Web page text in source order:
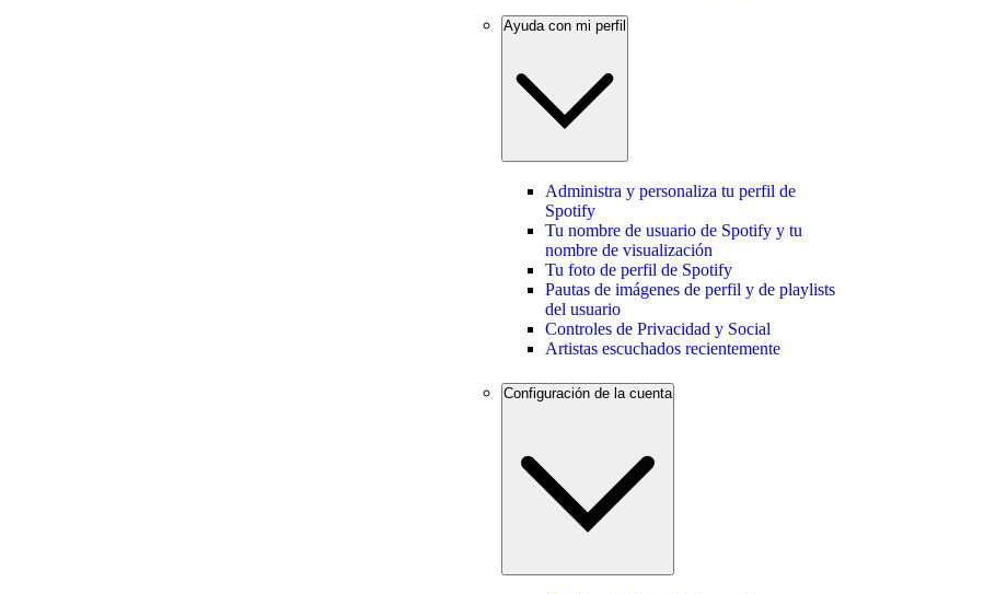
Ayuda con mi perfil
Administra y personaliza tu perfil de
Spotify
Tu nombre de usuario de Spotify y tu
nombre de visualización
Tu foto de perfil de Spotify
Pautas de imágenes de perfil y de playlists
del usuario
Controles de Privacidad y Social
Artistas escuchados recientemente
Configuración de la cuenta